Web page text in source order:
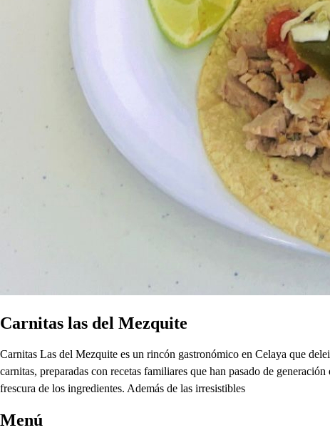
Carnitas las del Mezquite
Carnitas Las del Mezquite es un rincón gastronómico en Celaya que
carnitas, preparadas con recetas familiares que han pasado de
frescura de los ingredientes. Además de las irresistibles
Menú